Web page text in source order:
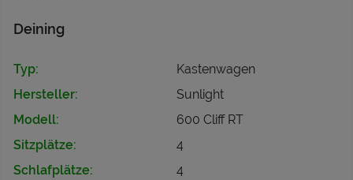
Deining
Typ:
Kastenwagen
Hersteller:
Sunlight
Modell:
600 Cliff RT
Sitzplätze:
4
Schlafplätze:
4